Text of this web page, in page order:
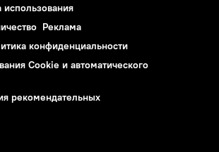
использования
Реклама
конфиденциальности
Cookie и автоматического
рекомендательных